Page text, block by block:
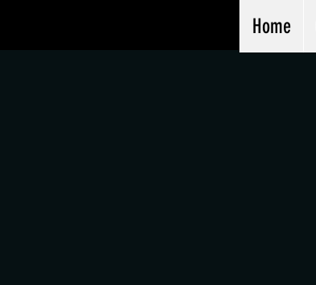
Home